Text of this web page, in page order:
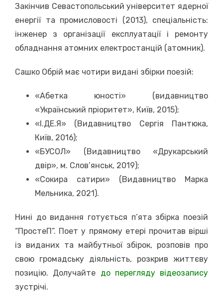
Закінчив Севастопольський університет ядерної
енергії та промисловості (2013), спеціальність:
інженер з організації експлуатації і ремонту
обладнання атомних електростанцій (атомник).
Сашко Обрій має чотири видані збірки поезій:
«Абетка юності» (видавництво
«Український пріоритет», Київ, 2015);
«І.ДЕ.Я» (Видавництво Сергія Пантюка,
Київ, 2016);
«БУСОЛ» (Видавництво «Друкарський
двір», м. Слов’янськ, 2019);
«Сокира сатири» (Видавництво Марка
Мельника, 2021).
Нині до видання готується п’ята збірка поезій
“ПростеП”. Поет у прямому етері прочитав вірші
із виданих та майбутньої збірок, розповів про
свою громадську діяльність, розкрив життєву
позицію. Долучайте до перегляду відеозапису
зустрічі.